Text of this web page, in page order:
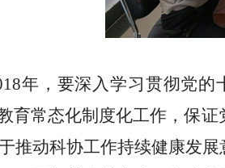
年，要深入学习贯彻党
育常态化制度化工作，保
推动科协工作持续健康发